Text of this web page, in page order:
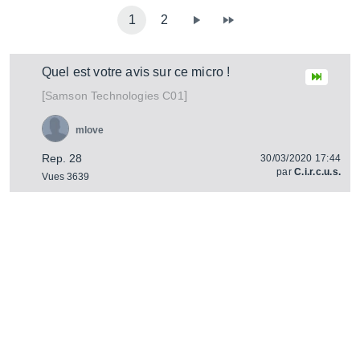
1 2
Quel est votre avis sur ce micro !
[Samson Technologies C01]
Rep. 28
Vues 3639
mlove
30/03/2020 17:44
parC.i.r.c.u.s.